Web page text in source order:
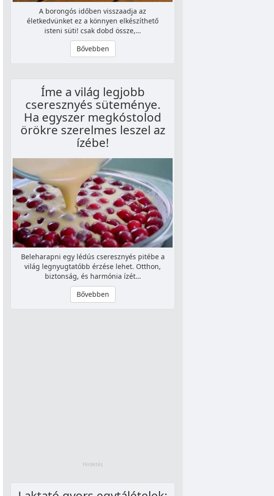
A borongós időben visszaadja az
életkedvünket ez a könnyen elkészíthető
isteni süti! csak dobd össze,…
Bővebben
Íme a világ legjobb
cseresznyés süteménye.
Ha egyszer megkóstolod
örökre szerelmes leszel az
ízébe!
Beleharapni egy lédús cseresznyés pitébe a
világ legnyugtatóbb érzése lehet. Otthon,
biztonság, és harmónia ízét…
Bővebben